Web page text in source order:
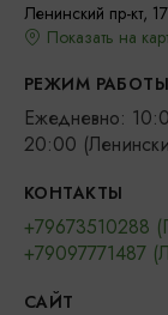
Ленинский пр-кт,
Показать на
РЕЖИМ РАБОТЫ
Ежедневно:
20:00
КОНТАКТЫ
+79673510288
+79097771487
САЙТ